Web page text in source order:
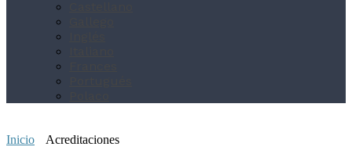
Inicio Acreditaciones